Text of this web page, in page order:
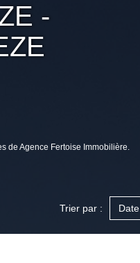
-
de Agence Fertoise Immobilière.
Trier par : Date